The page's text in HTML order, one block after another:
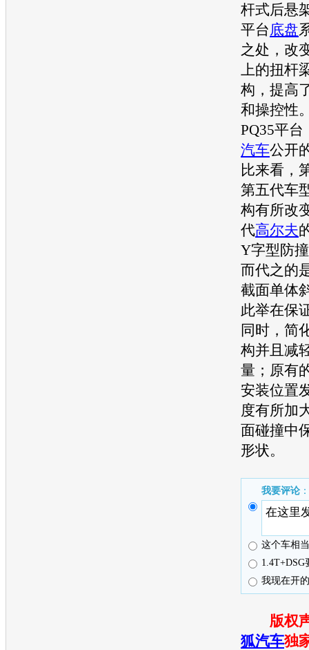
杆式后悬
平台底盘
之处，改
上的扭杆
构，提高
和操控性
PQ35平
汽车公开
比来看，
第五代车
构有所改
代高尔夫
Y字型防
而代之的
截面单体
此举在保
同时，简
构并且减
量；原有
安装位置
度有所加
面碰撞中
形状。
我要评论 ：
这个车相
我现在开
版权
狐汽车独